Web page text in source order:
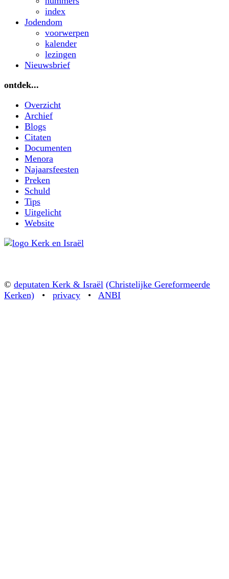
index
Jodendom
voorwerpen
kalender
lezingen
Nieuwsbrief
ontdek...
Overzicht
Archief
Blogs
Citaten
Documenten
Menora
Najaarsfeesten
Preken
Schuld
Tips
Uitgelicht
Website
© deputaten Kerk & Israël (Christelijke Gereformeerde
Kerken) • privacy • ANBI